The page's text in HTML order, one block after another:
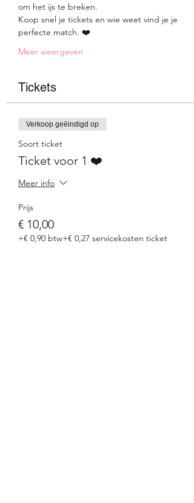
om het ijs te breken.
Koop snel je tickets en wie weet vind je je
perfecte match. ❤️
Meer weergeven
Tickets
Verkoop geëindigd op
Soort ticket
Ticket voor 1 ❤️
Meer info
Prijs
€ 10,00
+€ 0,90 btw+€ 0,27 servicekosten ticket